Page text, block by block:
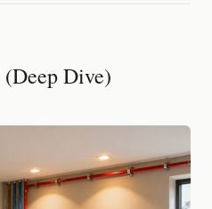
Dive)